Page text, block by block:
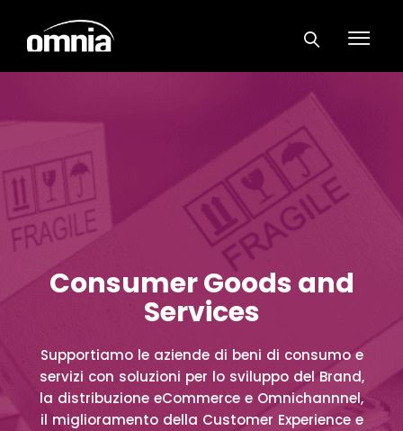
Consumer Goods and
Services
Supportiamo le aziende di beni di consumo e
servizi con soluzioni per lo sviluppo del Brand,
la distribuzione eCommerce e Omnichannnel,
il miglioramento della Customer Experience e